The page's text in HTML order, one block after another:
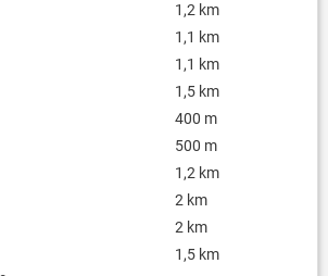
1,2 km
1,1 km
1,1 km
1,5 km
400 m
500 m
1,2 km
2 km
2 km
1,5 km